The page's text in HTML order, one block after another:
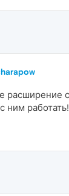
расширение
ним работать!